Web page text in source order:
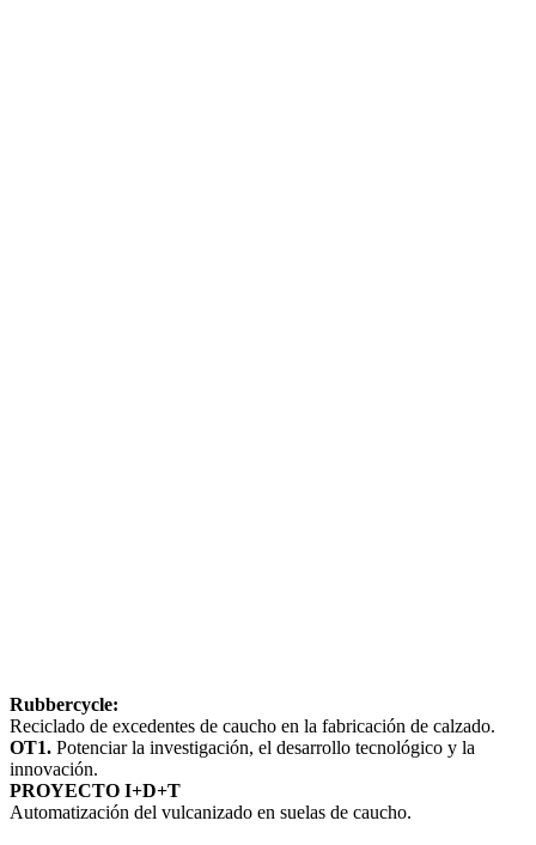
Rubbercycle:
Reciclado de excedentes de caucho en la fabricación de calzado.
OT1. Potenciar la investigación, el desarrollo tecnológico y la
innovación.
PROYECTO I+D+T
Automatización del vulcanizado en suelas de caucho.